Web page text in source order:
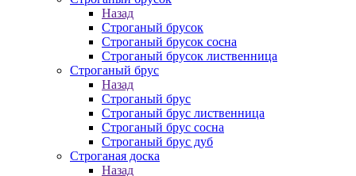
Назад
Строганый брусок
Строганый брусок сосна
Строганый брусок лиственница
Строганый брус
Назад
Строганый брус
Строганый брус лиственница
Строганый брус сосна
Строганый брус дуб
Строганая доска
Назад